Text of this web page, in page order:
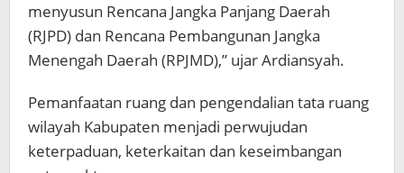
menyusun Rencana Jangka Panjang Daerah
(RJPD) dan Rencana Pembangunan Jangka
Menengah Daerah (RPJMD),” ujar Ardiansyah.
Pemanfaatan ruang dan pengendalian tata ruang
wilayah Kabupaten menjadi perwujudan
keterpaduan, keterkaitan dan keseimbangan